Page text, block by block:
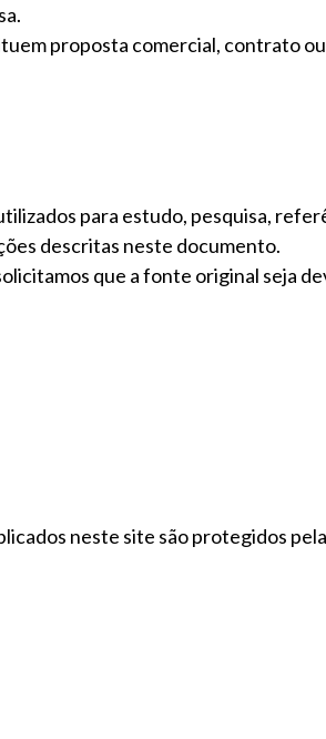
proposta comercial, contrato
para estudo, pesquisa,
descritas neste documento.
que a fonte original seja
neste site são protegidos